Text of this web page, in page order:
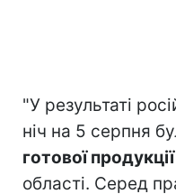
"У результаті
ніч на 5 серпня
готової
області. Серед